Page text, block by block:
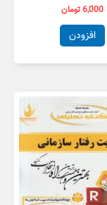
6,000تومان
افزودن